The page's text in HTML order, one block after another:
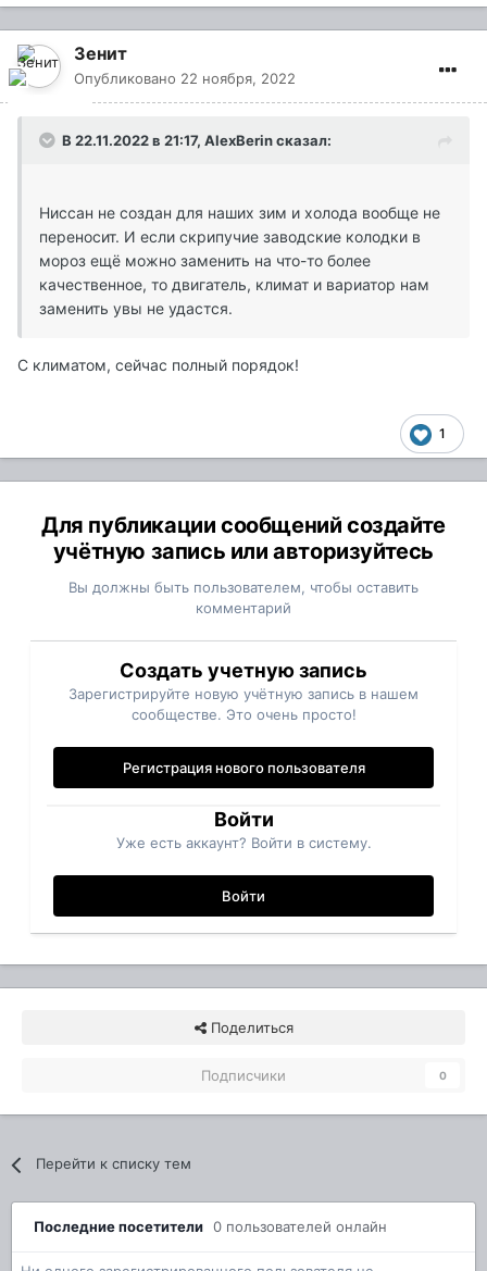
Зенит
Опубликовано 22 ноября, 2022
В 22.11.2022 в 21:17, AlexBerinсказал:
Ниссан не создан для наших зим и холода вообще не
переносит. И если скрипучие заводские колодки в
мороз ещё можно заменить на что-то более
качественное, то двигатель, климат и вариатор нам
заменить увы не удастся.
С климатом, сейчас полный порядок!
1
Для публикации сообщений создайте
учётную запись или авторизуйтесь
Вы должны быть пользователем, чтобы оставить
комментарий
Создать учетную запись
Зарегистрируйте новую учётную запись в нашем
сообществе. Это очень просто!
Регистрация нового пользователя
Войти
Уже есть аккаунт? Войти в систему.
Войти
Поделиться
Подписчики 0
Перейти к списку тем
Последние посетители 0 пользователей онлайн